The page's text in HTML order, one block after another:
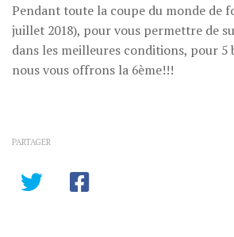
Pendant toute la coupe du monde de
juillet 2018), pour vous permettre de
dans les meilleures conditions, pour 5
nous vous offrons la 6ème!!!
PARTAGER